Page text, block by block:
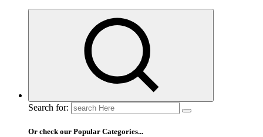
Search for:
Or check our Popular Categories...